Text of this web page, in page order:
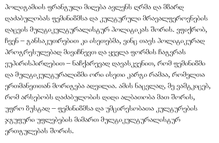
პოლიგამიის ფრანგული მიღება ავლენს ღრმა და მზარდ
დაძაბულობას ფემინიზმსა და კულტურული მრავალფეროვნების
დაცვის მულტიკულტურალისტურ პოლიტიკას შორის. ვფიქრობ,
ჩვენ – განსაკუთრებით კი ისეთებმა, ვინც თავს პოლიტიკურად
პროგრესულებად მივიჩნევთ და ყველა ფორმის ჩაგვრას
ვუპირისპირდებით – ნაჩქარევად დავასკვენით, რომ ფემინიზმი
და მულტიკულტურალიზმი ორი ისეთი კარგი რამაა, რომელთა
ერთმანეთთან მორიგება ადვილია. ამის ნაცვლად, მე ვამტკიცებ,
რომ არსებობს დაძაბულობის დიდი ალბათობა მათ შორის,
უფრო ზუსტად – ფემინიზმსა და უმცირესობათა კულტურების
ჯგუფური უფლებების მიმართ მულტიკულტურალისტურ
ერთგულებას შორის.